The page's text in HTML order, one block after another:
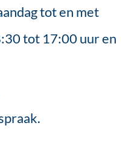
tot en met
tot 17:00 uur en